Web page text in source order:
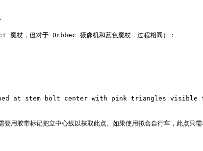
魔杖，但对于 Orbbec 摄像机和蓝色魔杖，过程相同）：
at stem bolt center with pink triangles visible to
用胶带标记把立中心线以获取此点。如果使用拟合自行车，此点只